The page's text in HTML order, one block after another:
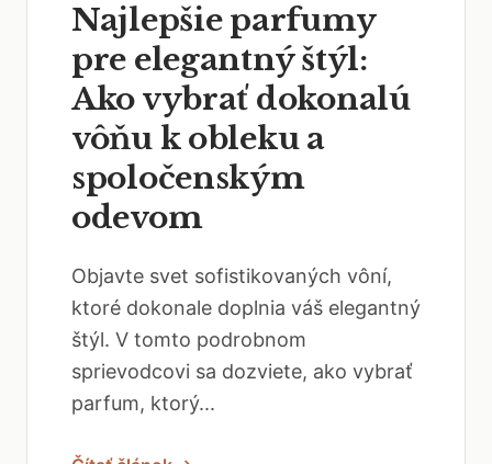
Najlepšie parfumy
pre elegantný štýl:
Ako vybrať dokonalú
vôňu k obleku a
spoločenským
odevom
Objavte svet sofistikovaných vôní,
ktoré dokonale doplnia váš elegantný
štýl. V tomto podrobnom
sprievodcovi sa dozviete, ako vybrať
parfum, ktorý...